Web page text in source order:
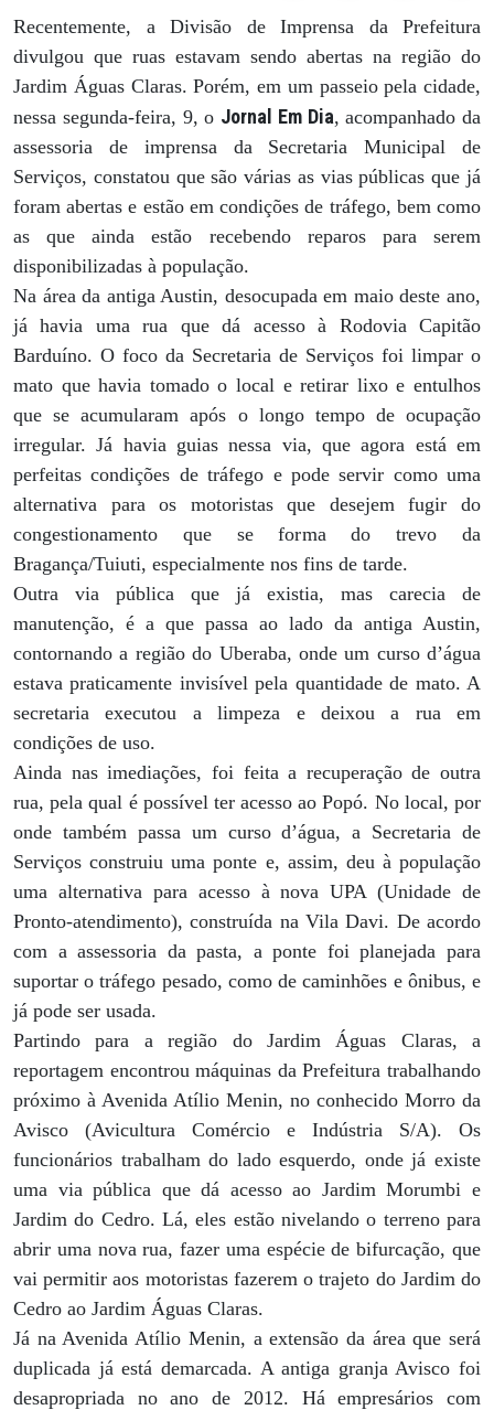
Recentemente, a Divisão de Imprensa da Prefeitura
divulgou que ruas estavam sendo abertas na região do
Jardim Águas Claras. Porém, em um passeio pela cidade,
nessa segunda-feira, 9, o Jornal Em Dia, acompanhado da
assessoria de imprensa da Secretaria Municipal de
Serviços, constatou que são várias as vias públicas que já
foram abertas e estão em condições de tráfego, bem como
as que ainda estão recebendo reparos para serem
disponibilizadas à população.
Na área da antiga Austin, desocupada em maio deste ano,
já havia uma rua que dá acesso à Rodovia Capitão
Barduíno. O foco da Secretaria de Serviços foi limpar o
mato que havia tomado o local e retirar lixo e entulhos
que se acumularam após o longo tempo de ocupação
irregular. Já havia guias nessa via, que agora está em
perfeitas condições de tráfego e pode servir como uma
alternativa para os motoristas que desejem fugir do
congestionamento que se forma do trevo da
Bragança/Tuiuti, especialmente nos fins de tarde.
Outra via pública que já existia, mas carecia de
manutenção, é a que passa ao lado da antiga Austin,
contornando a região do Uberaba, onde um curso d’água
estava praticamente invisível pela quantidade de mato. A
secretaria executou a limpeza e deixou a rua em
condições de uso.
Ainda nas imediações, foi feita a recuperação de outra
rua, pela qual é possível ter acesso ao Popó. No local, por
onde também passa um curso d’água, a Secretaria de
Serviços construiu uma ponte e, assim, deu à população
uma alternativa para acesso à nova UPA (Unidade de
Pronto-atendimento), construída na Vila Davi. De acordo
com a assessoria da pasta, a ponte foi planejada para
suportar o tráfego pesado, como de caminhões e ônibus, e
já pode ser usada.
Partindo para a região do Jardim Águas Claras, a
reportagem encontrou máquinas da Prefeitura trabalhando
próximo à Avenida Atílio Menin, no conhecido Morro da
Avisco (Avicultura Comércio e Indústria S/A). Os
funcionários trabalham do lado esquerdo, onde já existe
uma via pública que dá acesso ao Jardim Morumbi e
Jardim do Cedro. Lá, eles estão nivelando o terreno para
abrir uma nova rua, fazer uma espécie de bifurcação, que
vai permitir aos motoristas fazerem o trajeto do Jardim do
Cedro ao Jardim Águas Claras.
Já na Avenida Atílio Menin, a extensão da área que será
duplicada já está demarcada. A antiga granja Avisco foi
desapropriada no ano de 2012. Há empresários com